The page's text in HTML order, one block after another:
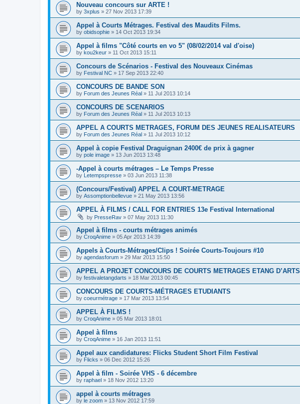
Nouveau concours sur ARTE !
by 3xplus » 27 Nov 2013 17:39
Appel à Courts Métrages. Festival des Maudits Films.
by obidsophie » 14 Oct 2013 19:34
Appel à films "Côté courts en vo 5" (08/02/2014 val d'oise)
by kou2keur » 11 Oct 2013 15:11
Concours de Scénarios - Festival des Nouveaux Cinémas
by Festival NC » 17 Sep 2013 22:40
CONCOURS DE BANDE SON
by Forum des Jeunes Réal » 11 Jul 2013 10:14
CONCOURS DE SCENARIOS
by Forum des Jeunes Réal » 11 Jul 2013 10:13
APPEL A COURTS METRAGES, FORUM DES JEUNES REALISATEURS
by Forum des Jeunes Réal » 11 Jul 2013 10:12
Appel à copie Festival Draguignan 2400€ de prix à gagner
by pole image » 13 Jun 2013 13:48
-Appel à courts métrages – Le Temps Presse
by Letempspresse » 03 Jun 2013 11:38
(Concours/Festival) APPEL A COURT-METRAGE
by Assomptionbellevue » 21 May 2013 13:56
APPEL À FILMS / CALL FOR ENTRIES 13e Festival International
by PresseRav » 07 May 2013 11:30
Appel à films - courts métrages animés
by CroqAnime » 05 Apr 2013 14:39
Appels à Courts-Métrages/Clips ! Soirée Courts-Toujours #10
by agendasforum » 29 Mar 2013 15:50
APPEL A PROJET CONCOURS DE COURTS METRAGES ETANG D’ARTS
by festivaletangdarts » 18 Mar 2013 00:45
CONCOURS DE COURTS-MÉTRAGES ETUDIANTS
by coeurmétrage » 17 Mar 2013 13:54
APPEL À FILMS !
by CroqAnime » 05 Mar 2013 18:01
Appel à films
by CroqAnime » 16 Jan 2013 11:51
Appel aux candidatures: Flicks Student Short Film Festival
by Flicks » 06 Dec 2012 15:26
Appel à film - Soirée VHS - 6 décembre
by raphael » 18 Nov 2012 13:20
appel à courts métrages
by le zoom » 13 Nov 2012 17:59